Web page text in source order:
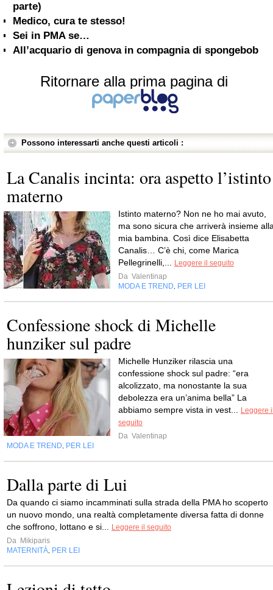
parte)
Medico, cura te stesso!
Sei in PMA se…
All’acquario di genova in compagnia di spongebob
Ritornare alla prima pagina di
Possono interessarti anche questi articoli :
La Canalis incinta: ora aspetto l’istinto
materno
Istinto materno? Non ne ho mai avuto,
ma sono sicura che arriverà insieme
mia bambina. Così dice Elisabetta
Canalis… C’è chi, come Marica
Pellegrinelli,...
Leggere il seguito
Da Valentinap
MODA E TREND
PER LEI
Confessione shock di Michelle
hunziker sul padre
Michelle Hunziker rilascia una
confessione shock sul padre: “era
alcolizzato, ma nonostante la sua
debolezza era un’anima bella” La
abbiamo sempre vista in vest...
Leggere
seguito
Da Valentinap
MODA E TREND
PER LEI
Dalla parte di Lui
Da quando ci siamo incamminati sulla strada della PMA ho scoperto
un nuovo mondo, una realtà completamente diversa fatta di donne
che soffrono, lottano e si...
Leggere il seguito
Da Mikiparis
MATERNITÀ PER LEI